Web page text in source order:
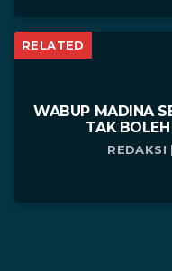
RELATED
WABUP MADINA
TAK